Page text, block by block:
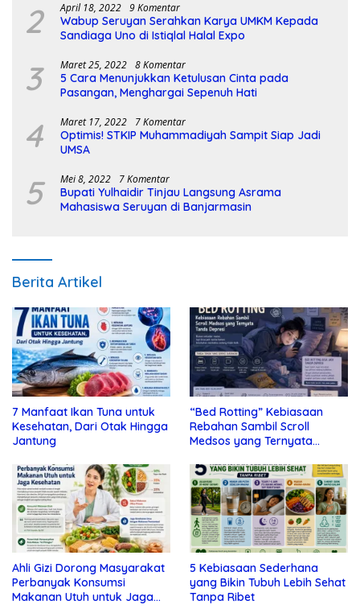
2 April 18, 2022 9 Komentar
Wabup Seruyan Serahkan Karya UMKM Kepada
Sandiaga Uno di Istiqlal Halal Expo
3 Maret 25, 2022 8 Komentar
5 Cara Menunjukkan Ketulusan Cinta pada
Pasangan, Menghargai Sepenuh Hati
4 Maret 17, 2022 7 Komentar
Optimis! STKIP Muhammadiyah Sampit Siap Jadi
UMSA
5 Mei 8, 2022 7 Komentar
Bupati Yulhaidir Tinjau Langsung Asrama
Mahasiswa Seruyan di Banjarmasin
Berita Artikel
7 Manfaat Ikan Tuna untuk
Kesehatan, Dari Otak Hingga
Jantung
“Bed Rotting” Kebiasaan
Rebahan Sambil Scroll
Medsos yang Ternyata
Ahli Gizi Dorong Masyarakat
Perbanyak Konsumsi
Makanan Utuh untuk Jaga
5 Kebiasaan Sederhana
yang Bikin Tubuh Lebih Sehat
Tanpa Ribet